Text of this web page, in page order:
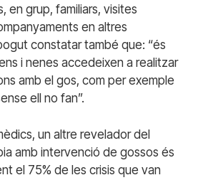
en grup, familiars, visites
en altres
constatar també que: “és
i nenes accedeixen a realitzar
amb el gos, com per exemple
ell no fan”.
un altre revelador del
amb intervenció de gossos és
el 75% de les crisis que van